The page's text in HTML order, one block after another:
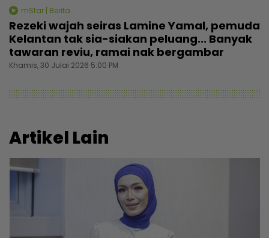
mStar | Berita
Rezeki wajah seiras Lamine Yamal, pemuda
Kelantan tak sia-siakan peluang... Banyak
tawaran reviu, ramai nak bergambar
Khamis, 30 Julai 2026 5:00 PM
Artikel Lain